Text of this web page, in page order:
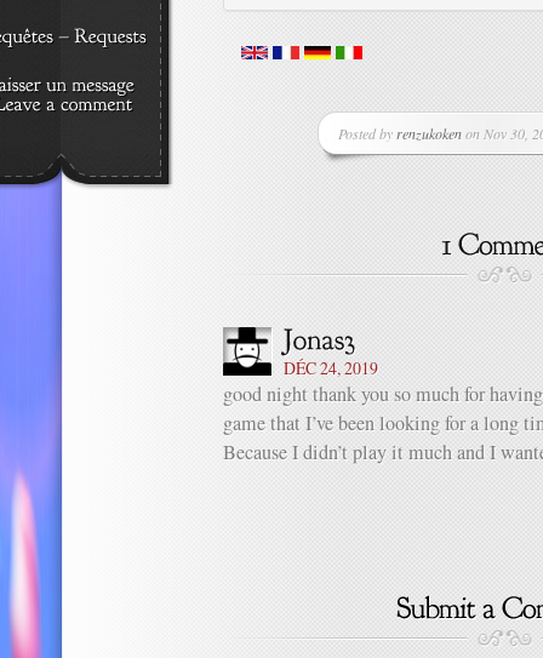
Posted by renzukokenon Nov 30,
DÉC 24, 2019
good night thank you so much for
game that I’ve been looking for a long
Because I didn’t play it much and I